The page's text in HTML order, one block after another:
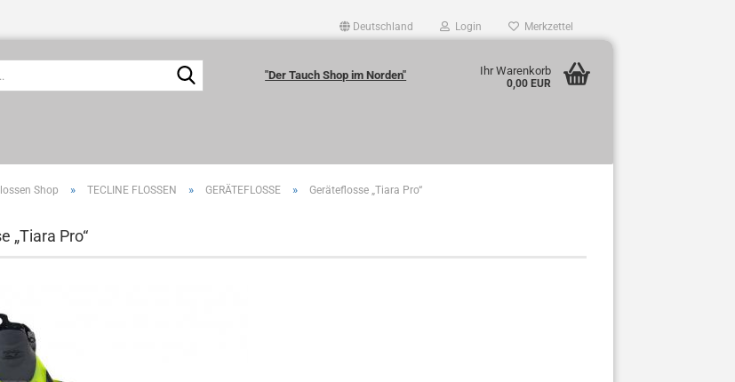
Deutschland Login Merkzettel
"Der Tauch Shop im Norden" Ihr Warenkorb
0,00 EUR
Shop » TECLINE FLOSSEN » GERÄTEFLOSSE » Geräteflosse „Tiara Pro“
„Tiara Pro“